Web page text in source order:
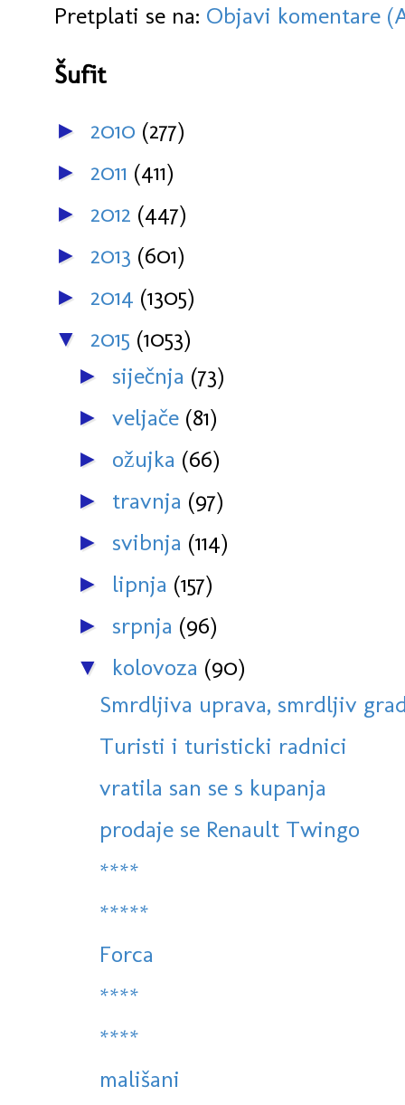
Pretplati se na: Objavi komentare
Šufit
► 2010 (277)
► 2011 (411)
► 2012 (447)
► 2013 (601)
► 2014 (1305)
▼ 2015 (1053)
► siječnja (73)
► veljače (81)
► ožujka (66)
► travnja (97)
► svibnja (114)
► lipnja (157)
► srpnja (96)
▼ kolovoza (90)
Smrdljiva uprava, smrdljiv
Turisti i turisticki radnici
vratila san se s kupanja
prodaje se Renault Twingo
****
*****
Forca
****
****
mališani